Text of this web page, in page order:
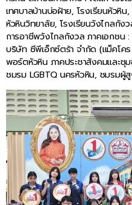
เทศบาลบ้านบ่อฝ้าย, โรงเรียนหัวหิน
หัวหินวิทยาลัย, โรงเรียนวังไกลกัง
การอาชีพวังไกลกังวล ภาคเอกชน
บริษัท ซีพีเอ็กซ์ตร้า จำกัด (แม็คโค
พอร์ตหัวหิน ภาคประชาสังคมและ
ชมรม LGBTQ นครหัวหิน, ชมรมผู้